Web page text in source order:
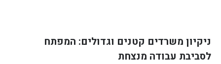
ניקיון משרדים קטנים וגדולים: המפתח
לסביבת עבודה מנצחת